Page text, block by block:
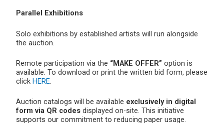
Parallel Exhibitions
Solo exhibitions by established artists will run alongside
the auction.
Remote participation via the “MAKE OFFER” option is
available. To download or print the written bid form, please
click HERE.
Auction catalogs will be available exclusively in digital
form via QR codes displayed on-site. This initiative
supports our commitment to reducing paper usage.